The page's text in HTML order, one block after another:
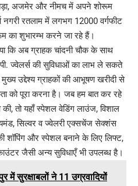
अजमेर और नीमच में अपने शोरूम
नगरी रतलाम में लगभग 12000 वर्गफीट
का शुभारम्भ करने जा रहे हैं।
कि अब ग्राहक चांदनी चौक के साथ
पी. ज्वेलर्स की सुविधाओं का लाभ ले सकते
उद्देश्य ग्राहकों की आभूषण खरीदी से
को पूरा करना है। जब हम बात कर रहे
तो यहाँ स्पेशल वेडिंग लाउंज, विशाल
सिल्वर व ज्वेलरी एक्सचेंज सेक्शंस
शॉपिंग और स्पेशल बनाने के लिए लिफ्ट,
काउंटर जैसी अन्य सुविधाएँ भी उपलब्ध है।
में सुरक्षाबलों ने 11 उग्रवादियों